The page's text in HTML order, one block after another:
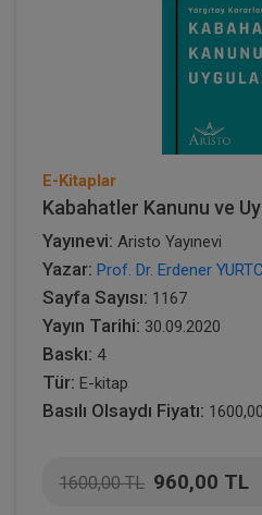
E-Kitaplar
Kabahatler Kanunu ve
Yayınevi: Aristo Yayınevi
Yazar: Prof. Dr. Erdener
Sayfa Sayısı: 1167
Yayın Tarihi: 30.09.2020
Baskı: 4
Tür: E-kitap
Basılı Olsaydı Fiyatı: 1600,00
1600,00 TL 960,00 TL